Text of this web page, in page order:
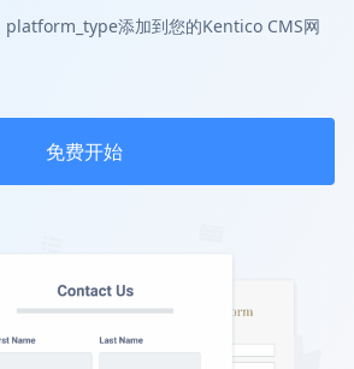
platform_type添加到您的Kentico CMS网
免费开始